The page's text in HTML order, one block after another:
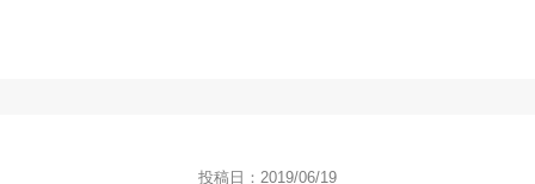
投稿日：2019/06/19